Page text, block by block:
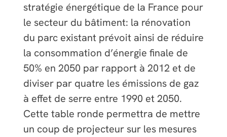
stratégie énergétique de la France pour
le secteur du bâtiment: la rénovation
du parc existant prévoit ainsi de réduire
la consommation d’énergie finale de
50% en 2050 par rapport à 2012 et de
diviser par quatre les émissions de gaz
à effet de serre entre 1990 et 2050.
Cette table ronde permettra de mettre
un coup de projecteur sur les mesures